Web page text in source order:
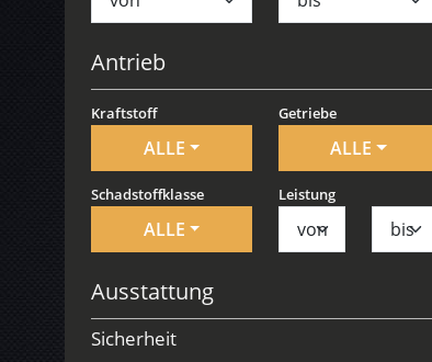
Antrieb
Kraftstoff
ALLE
Getriebe
ALLE
Schadstoffklasse
ALLE
Leistung
Ausstattung
Sicherheit